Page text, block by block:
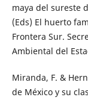
maya del sureste
(Eds) El huerto
Frontera Sur.
Ambiental del
Miranda, F. &
de México y su